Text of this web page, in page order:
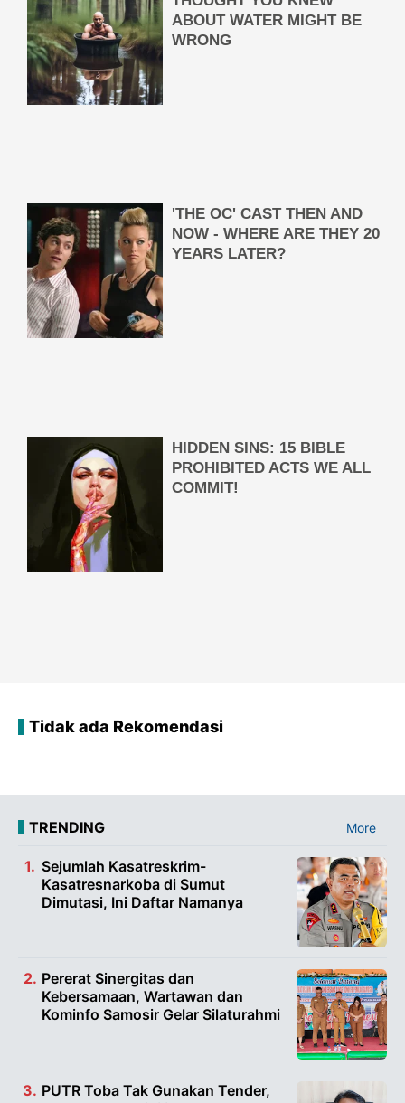
Tidak ada Rekomendasi
TRENDING More
Sejumlah Kasatreskrim-
Kasatresnarkoba di Sumut
Dimutasi, Ini Daftar Namanya
Pererat Sinergitas dan
Kebersamaan, Wartawan dan
Kominfo Samosir Gelar Silaturahmi
PUTR Toba Tak Gunakan Tender,